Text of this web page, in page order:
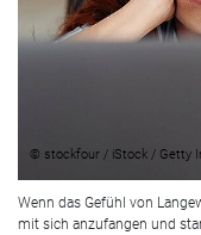
© stockfour / iStock / Getty
Wenn das Gefühl von
mit sich anzufangen und